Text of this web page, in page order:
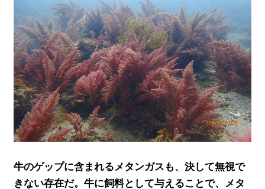
牛のゲップに含まれるメタンガスも、決して無視で
きない存在だ。牛に飼料として与えることで、メタ